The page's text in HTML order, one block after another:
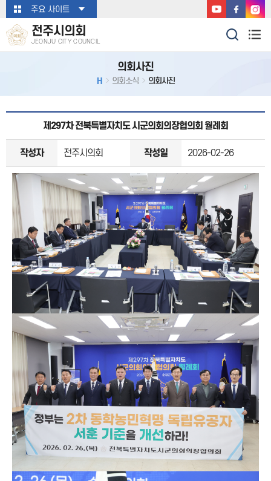
본문바로가기주요 사이트
전주시의회
JEONJU CITY COUNCIL
의회사진
H 의회소식 의회사진
제297차 전북특별자치도 시군의회의장협의회 월례회
작성자 전주시의회 작성일 2026-02-26